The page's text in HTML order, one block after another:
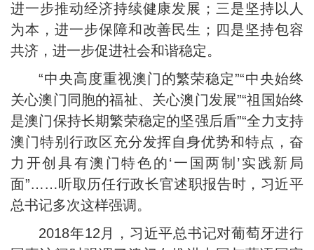
进一步推动经济持续健康发展；三是坚持以人
为本，进一步保障和改善民生；四是坚持包容
共济，进一步促进社会和谐稳定。
“中央高度重视澳门的繁荣稳定”“中央始终
关心澳门同胞的福祉、关心澳门发展”“祖国始终
是澳门保持长期繁荣稳定的坚强后盾”“全力支持
澳门特别行政区充分发挥自身优势和特点，奋
力开创具有澳门特色的‘一国两制’实践新局
面”……听取历任行政长官述职报告时，习近平
总书记多次这样强调。
2018年12月，习近平总书记对葡萄牙进行